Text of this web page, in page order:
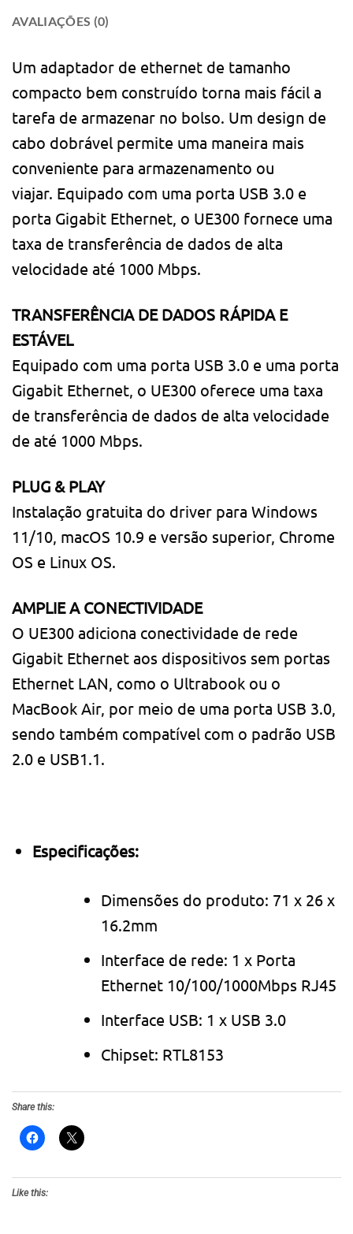
AVALIAÇÕES (0)
Um adaptador de ethernet de tamanho
compacto bem construído torna mais fácil a
tarefa de armazenar no bolso. Um design de
cabo dobrável permite uma maneira mais
conveniente para armazenamento ou
viajar. Equipado com uma porta USB 3.0 e
porta Gigabit Ethernet, o UE300 fornece uma
taxa de transferência de dados de alta
velocidade até 1000 Mbps.
TRANSFERÊNCIA DE DADOS RÁPIDA E
ESTÁVEL
Equipado com uma porta USB 3.0 e uma porta
Gigabit Ethernet, o UE300 oferece uma taxa
de transferência de dados de alta velocidade
de até 1000 Mbps.
PLUG & PLAY
Instalação gratuita do driver para Windows
11/10, macOS 10.9 e versão superior, Chrome
OS e Linux OS.
AMPLIE A CONECTIVIDADE
O UE300 adiciona conectividade de rede
Gigabit Ethernet aos dispositivos sem portas
Ethernet LAN, como o Ultrabook ou o
MacBook Air, por meio de uma porta USB 3.0,
sendo também compatível com o padrão USB
2.0 e USB1.1.
Especificações:
Dimensões do produto: 71 x 26 x
16.2mm
Interface de rede: 1 x Porta
Ethernet 10/100/1000Mbps RJ45
Interface USB: 1 x USB 3.0
Chipset: RTL8153
Share this:
Like this: